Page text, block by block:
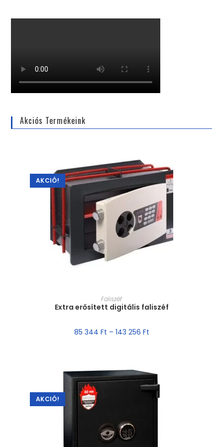
Akciós Termékeink
AKCIÓ!
MÉRET VÁLASZTÁSA
Faliszéf
Extra erősített digitális faliszéf
85 344 Ft – 143 256 Ft
AKCIÓ!